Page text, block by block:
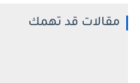
مقالات قد تهمك